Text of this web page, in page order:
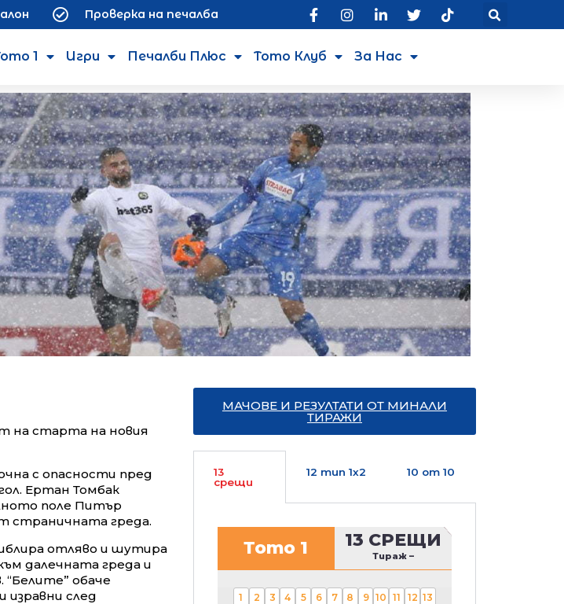
Проверка на печалба
1 Игри Печалби Плюс Тото Клуб За Нас
на старта на новия
с опасности пред
Ертан Томбак
поле Питър
страничната греда.
отляво и шутира
далечната греда и
обаче
изравни след
МАЧОВЕ И РЕЗУЛТАТИ ОТ МИНАЛИ
ТИРАЖИ
13
срещи
12 тип 1х2 10 от 10
Тото 1 13 СРЕЩИ
Тираж –
1 2 3 4 5 6 7 8 9 10 11 12 13